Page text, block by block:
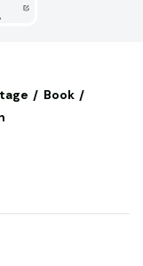
Book